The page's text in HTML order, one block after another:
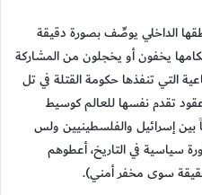
الداخلي يوصِّف بصورة دقيقة
يخفون أو يخجلون من المشاركة
التي تنفذها حكومة القتلة في تل
تقدم نفسها للعالم كوسيط
بين إسرائيل والفلسطينيين ولس
سياسية في التاريخ، أعطوهم
سوى مخفر أمني).